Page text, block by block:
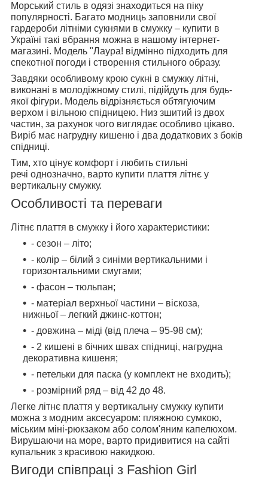
Морський стиль в одязі знаходиться на піку
популярності. Багато модниць заповнили свої
гардероби літніми сукнями в смужку – купити в
Україні такі вбрання можна в нашому інтернет-
магазині. Модель "Лаура! відмінно підходить для
спекотної погоди і створення стильного образу.
Завдяки особливому крою сукні в смужку літні,
виконані в молодіжному стилі, підійдуть для будь-
якої фігури. Модель відрізняється обтягуючим
верхом і вільною спідницею. Низ зшитий із двох
частин, за рахунок чого виглядає особливо цікаво.
Виріб має нагрудну кишеню і два додаткових з боків
спідниці.
Тим, хто цінує комфорт і любить стильні
речі однозначно, варто купити плаття літнє у
вертикальну смужку.
Особливості та переваги
Літнє плаття в смужку і його характеристики:
- сезон – літо;
- колір – білий з синіми вертикальними і
горизонтальними смугами;
- фасон – тюльпан;
- матеріал верхньої частини – віскоза,
нижньої – легкий джинс-коттон;
- довжина – міді (від плеча – 95-98 см);
- 2 кишені в бічних швах спідниці, нагрудна
декоративна кишеня;
- петельки для паска (у комплект не входить);
- розмірний ряд – від 42 до 48.
Легке літнє плаття у вертикальну смужку купити
можна з модним аксесуаром: пляжною сумкою,
міським міні-рюкзаком або солом'яним капелюхом.
Вирушаючи на море, варто придивитися на сайті
купальник з красивою накидкою.
Вигоди співпраці з Fashion Girl